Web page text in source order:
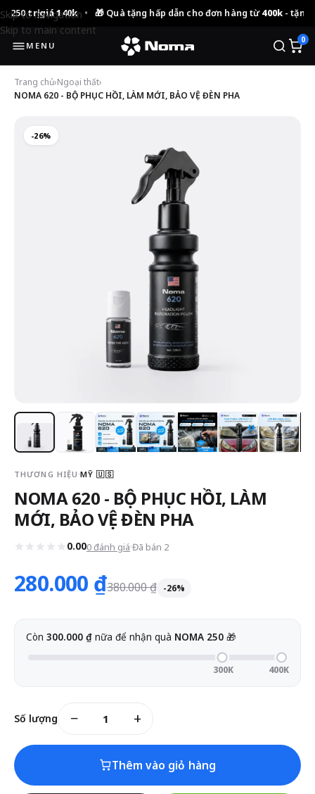
140k • 🎁 Quà tặng hấp dẫn cho đơn hàng từ400k- tặng 01 Noma
MENU
0
Trang chủ›Ngoại thất›
NOMA 620 - BỘ PHỤC HỒI, LÀM MỚI, BẢO VỆ ĐÈN PHA
-26%
THƯƠNG HIỆU MỸ 🇺🇸
NOMA 620 - BỘ PHỤC HỒI, LÀM
MỚI, BẢO VỆ ĐÈN PHA
0.000 đánh giá Đã bán 2
280.000 ₫380.000 ₫ -26%
Còn 300.000 ₫ nữa để nhận quà NOMA 250 🎁
300K 400K
Số lượng − 1 +
Thêm vào giỏ hàng
Skip to navigation
Skip to main content